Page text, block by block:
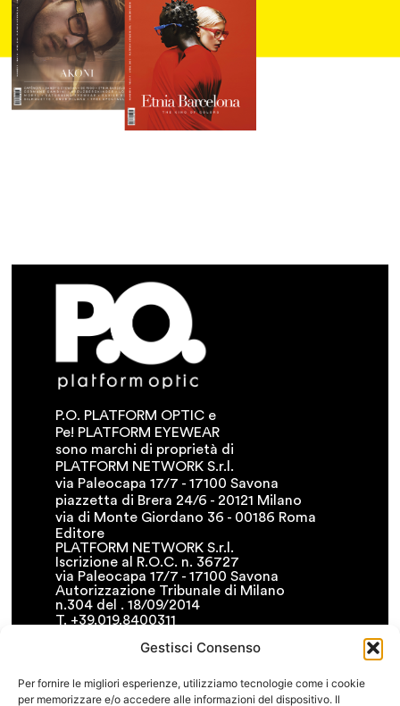
Gestisci Consenso
Per fornire le migliori esperienze, utilizziamo tecnologie come i cookie
per memorizzare e/o accedere alle informazioni del dispositivo. Il
P.O. PLATFORM OPTIC e
Pe! PLATFORM EYEWEAR
sono marchi di proprietà di
PLATFORM NETWORK S.r.l.
via Paleocapa 17/7 - 17100 Savona
piazzetta di Brera 24/6 - 20121 Milano
via di Monte Giordano 36 - 00186 Roma
Editore
PLATFORM NETWORK S.r.l.
Iscrizione al R.O.C. n. 36727
via Paleocapa 17/7 - 17100 Savona
Autorizzazione Tribunale di Milano
n.304 del . 18/09/2014
T. +39.019.8400311
• info@platformnetwork.it